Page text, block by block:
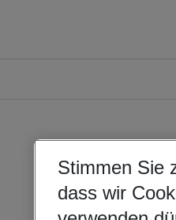
Stimmen Sie
dass wir